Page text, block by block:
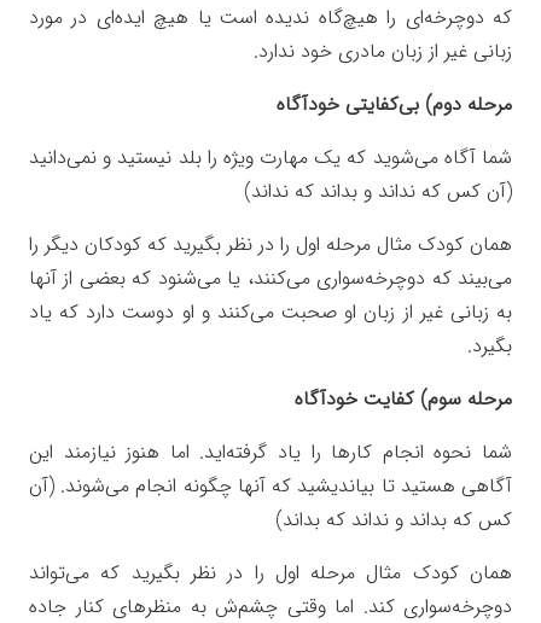
که دوچرخه‌ای را هیچ‌گاه ندیده است یا هیچ ایده‌ای در مورد
زبانی غیر از زبان مادری خود ندارد.
مرحله دوم) بی‌کفایتی خودآگاه
شما آگاه می‌شوید که یک مهارت ویژه را بلد نیستید و نمی‌دانید
(آن کس که نداند و بداند که نداند)
همان کودک مثال مرحله اول را در نظر بگیرید که کودکان دیگر را
می‌بیند که دوچرخه‌سواری می‌کنند، یا می‌شنود که بعضی از آنها
به زبانی غیر از زبان او صحبت می‌کنند و او دوست دارد که یاد
بگیرد.
مرحله سوم) کفایت خودآگاه
شما نحوه انجام کارها را یاد گرفته‌اید. اما هنوز نیازمند این
آگاهی هستید تا بیاندیشید که آنها چگونه انجام می‌شوند. (آن
کس که بداند و نداند که بداند)
همان کودک مثال مرحله اول را در نظر بگیرید که می‌تواند
دوچرخه‌سواری کند. اما وقتی چشم‌ش به منظرهای کنار جاده